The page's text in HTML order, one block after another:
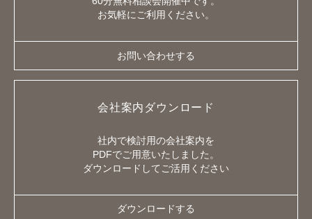
お気軽にご利用ください。
お問い合わせする
会社案内ダウンロード
社内で検討用の会社案内を
PDFでご用意いたしました。
ダウンロードしてご活用ください
ダウンロードする